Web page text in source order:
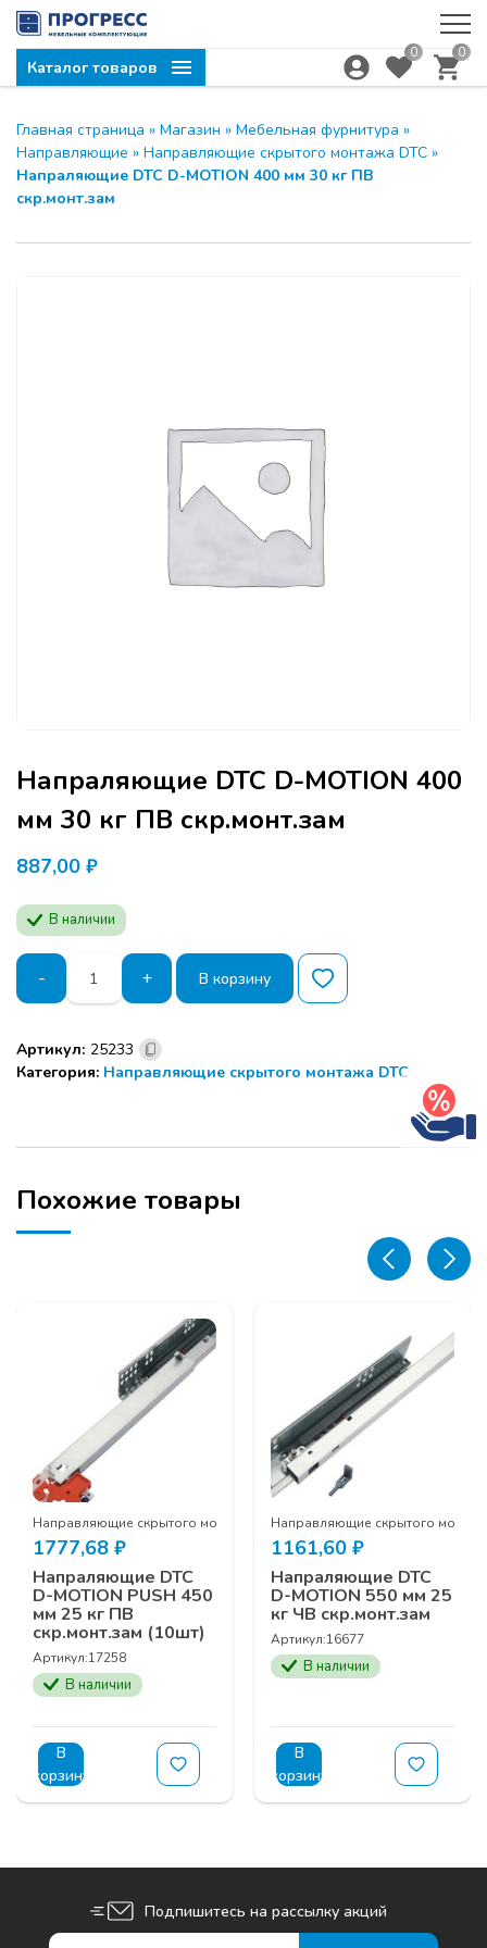
Каталог товаров
0 0
Главная страница » Магазин » Мебельная фурнитура »
Направляющие » Направляющие скрытого монтажа DTC »
Напраляющие DTC D-MOTION 400 мм 30 кг ПВ
скр.монт.зам
Напраляющие DTC D-MOTION 400
мм 30 кг ПВ скр.монт.зам
887,00 ₽
В наличии
-
Количество
товара
Напраляющие
D-
MOTION
30
ПВ
скр.монт.зам
+ В корзину
Артикул: 25233
Категория: Направляющие скрытого монтажа DTC
Похожие товары
DTCНаправляющие скрытого монтажа DTC
1777,68 ₽
Напраляющие DTC
D-MOTION PUSH 450
мм 25 кг ПВ
скр.монт.зам (10шт)
Артикул:17258
В наличии
В
корзину
Направляющие скрытого
1161,60 ₽
Напраляющие DTC
D-MOTION 550 мм 25
кг ЧВ скр.монт.зам
Артикул:16677
В наличии
В
корзину
Подпишитесь на рассылку акций